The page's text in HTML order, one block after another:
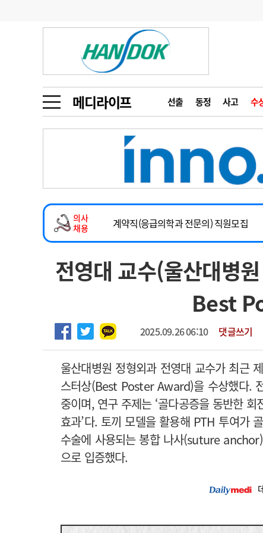
메디라이프 선출 동정 사고 수
금주의 검색어
1
의사인력 수급
3
AI의료
4
전공의 모집 결과
인사
오피니언
인물 피플
동영상뉴스
포토뉴스
메디 Hospital 지역병원 중소병원
인포메이션 행정처분 판례
고객센터 회사소개 법적고지
의사
채용
2026년 하반기 인턴 모집
마취통증의학과 임기제 임상의사 채용
계약직(응급의학과 전문의) 직원모집
하반기 전공의(레지던트1년차) 모집
2026년 하반기 인턴 모집
마취통증의학과 임기제 임상의사 채용
전영대 교수(울산대병
Best
2025.09.26 06:10 댓글쓰기
울산대병원 정형외과 전영대 교수가 최근
스터상(Best Poster Award)을 수상했다.
중이며, 연구 주제는 ‘골다공증을 동반한
효과’다. 토끼 모델을 활용해 PTH 투여가
수술에 사용되는 봉합 나사(suture
으로 입증했다.